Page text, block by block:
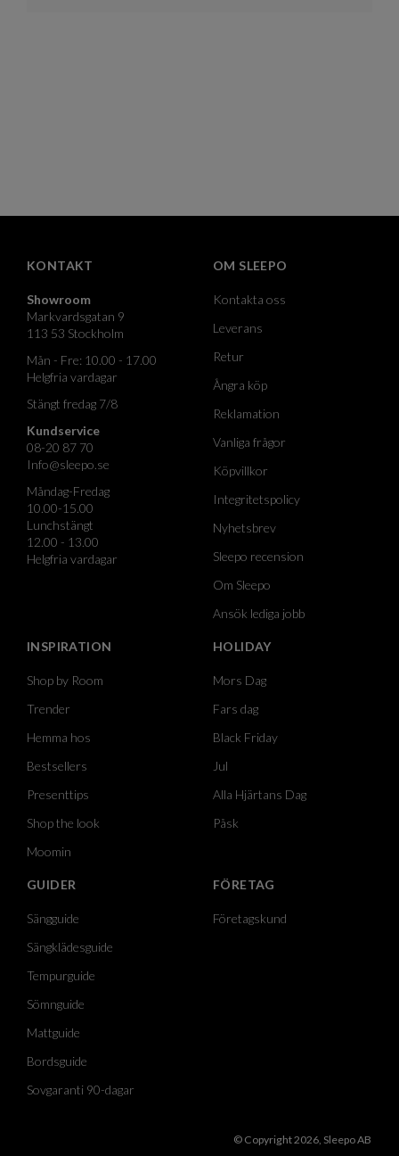
KONTAKT
Showroom
Markvardsgatan 9
113 53 Stockholm
Mån - Fre: 10.00 - 17.00
Helgfria vardagar
Stängt fredag 7/8
Kundservice
08-20 87 70
Info@sleepo.se
Måndag-Fredag
10.00-15.00
Lunchstängt
12.00 - 13.00
Helgfria vardagar
OM SLEEPO
Kontakta oss
Leverans
Retur
Ångra köp
Reklamation
Vanliga frågor
Köpvillkor
Integritetspolicy
Nyhetsbrev
Sleepo recension
Om Sleepo
Ansök lediga jobb
INSPIRATION
Shop by Room
Trender
Hemma hos
Bestsellers
Presenttips
Shop the look
Moomin
HOLIDAY
Mors Dag
Fars dag
Black Friday
Jul
Alla Hjärtans Dag
Påsk
GUIDER
Sängguide
Sängklädesguide
Tempurguide
Sömnguide
Mattguide
Bordsguide
Sovgaranti 90-dagar
FÖRETAG
Företagskund
© Copyright 2026, Sleepo AB